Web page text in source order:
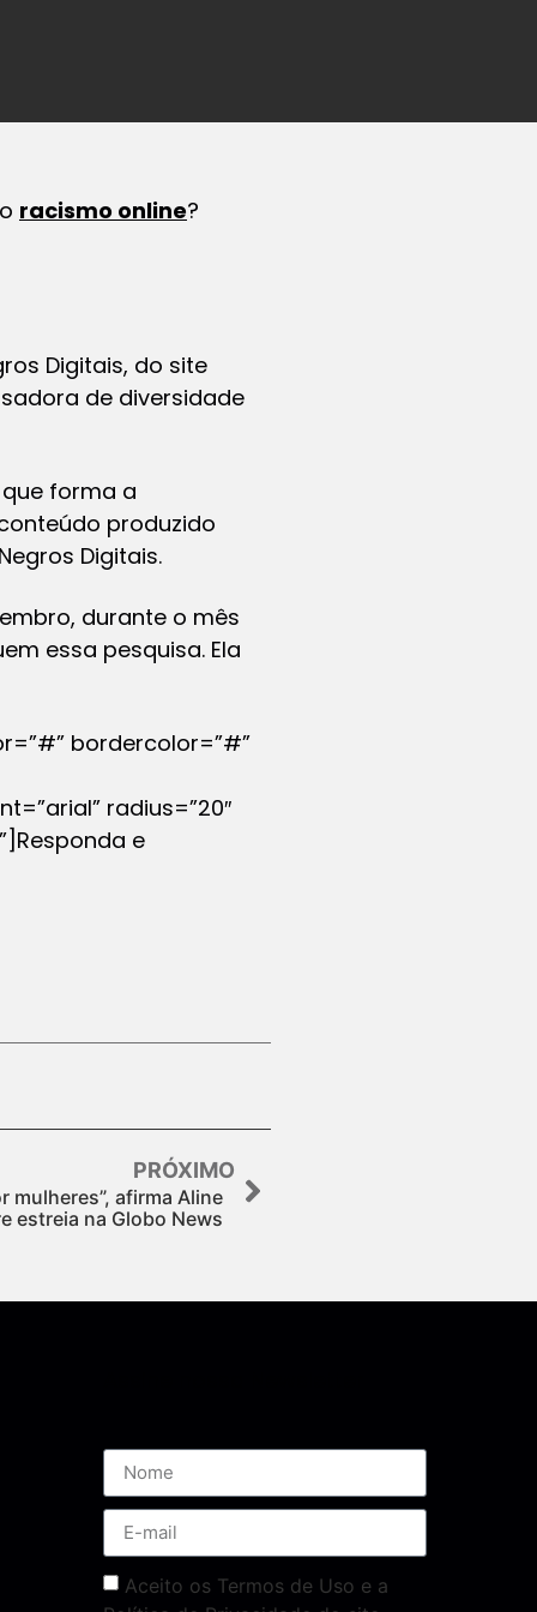
racismo online?
Digitais, do site
de diversidade
forma a
produzido
Digitais.
durante o mês
essa pesquisa. Ela
bordercolor=”#”
radius=”20″
e
PRÓXIMO
mulheres”, afirma Aline
estreia na Globo News
Aceito os Termos de Uso e a